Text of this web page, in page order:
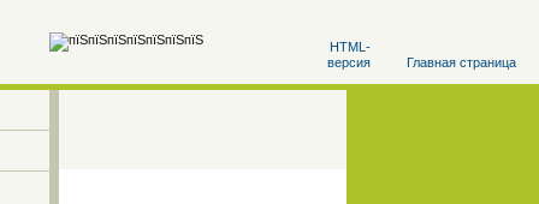
HTML-
версия
Главная страница